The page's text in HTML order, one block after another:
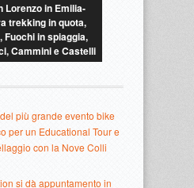
Lorenzo in Emilia-
trekking in quota,
in spiaggia,
Cammini e Castelli
più grande evento bike
per un Educational Tour e
con la Nove Colli
si dà appuntamento in